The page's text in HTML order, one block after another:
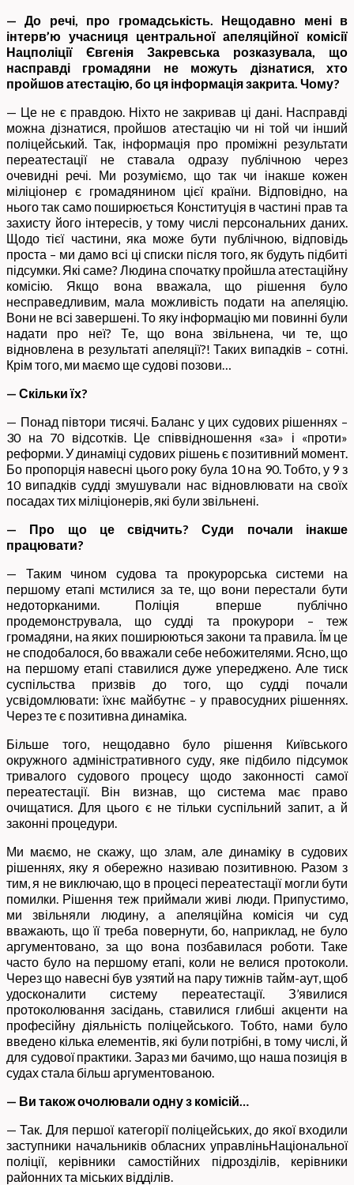
— До речі, про громадськість. Нещодавно мені в
інтерв’ю учасниця центральної апеляційної комісії
Нацполіції Євгенія Закревська розказувала, що
насправді громадяни не можуть дізнатися, хто
пройшов атестацію, бо ця інформація закрита. Чому?
— Це не є правдою. Ніхто не закривав ці дані. Насправді
можна дізнатися, пройшов атестацію чи ні той чи інший
поліцейський. Так, інформація про проміжні результати
переатестації не ставала одразу публічною через
очевидні речі. Ми розуміємо, що так чи інакше кожен
міліціонер є громадянином цієї країни. Відповідно, на
нього так само поширюється Конституція в частині прав та
захисту його інтересів, у тому числі персональних даних.
Щодо тієї частини, яка може бути публічною, відповідь
проста – ми дамо всі ці списки після того, як будуть підбиті
підсумки. Які саме? Людина спочатку пройшла атестаційну
комісію. Якщо вона вважала, що рішення було
несправедливим, мала можливість подати на апеляцію.
Вони не всі завершені. То яку інформацію ми повинні були
надати про неї? Те, що вона звільнена, чи те, що
відновлена в результаті апеляції?! Таких випадків – сотні.
Крім того, ми маємо ще судові позови…
— Скільки їх?
— Понад півтори тисячі. Баланс у цих судових рішеннях –
30 на 70 відсотків. Це співвідношення «за» і «проти»
реформи. У динаміці судових рішень є позитивний момент.
Бо пропорція навесні цього року була 10 на 90. Тобто, у 9 з
10 випадків судді змушували нас відновлювати на своїх
посадах тих міліціонерів, які були звільнені.
— Про що це свідчить? Суди почали інакше
працювати?
— Таким чином судова та прокурорська системи на
першому етапі мстилися за те, що вони перестали бути
недоторканими. Поліція вперше публічно
продемонструвала, що судді та прокурори – теж
громадяни, на яких поширюються закони та правила. Їм це
не сподобалося, бо вважали себе небожителями. Ясно, що
на першому етапі ставилися дуже упереджено. Але тиск
суспільства призвів до того, що судді почали
усвідомлювати: їхнє майбутнє – у правосудних рішеннях.
Через те є позитивна динаміка.
Більше того, нещодавно було рішення Київського
окружного адміністративного суду, яке підбило підсумок
тривалого судового процесу щодо законності самої
переатестації. Він визнав, що система має право
очищатися. Для цього є не тільки суспільний запит, а й
законні процедури.
Ми маємо, не скажу, що злам, але динаміку в судових
рішеннях, яку я обережно називаю позитивною. Разом з
тим, я не виключаю, що в процесі переатестації могли бути
помилки. Рішення теж приймали живі люди. Припустимо,
ми звільняли людину, а апеляційна комісія чи суд
вважають, що її треба повернути, бо, наприклад, не було
аргументовано, за що вона позбавилася роботи. Таке
часто було на першому етапі, коли не велися протоколи.
Через що навесні був узятий на пару тижнів тайм-аут, щоб
удосконалити систему переатестації. З’явилися
протоколювання засідань, ставилися глибші акценти на
професійну діяльність поліцейського. Тобто, нами було
введено кілька елементів, які були потрібні, в тому числі, й
для судової практики. Зараз ми бачимо, що наша позиція в
судах стала більш аргументованою.
— Ви також очолювали одну з комісій…
— Так. Для першої категорії поліцейських, до якої входили
заступники начальників обласних управліньНаціональної
поліції, керівники самостійних підрозділів, керівники
районних та міських відділів.